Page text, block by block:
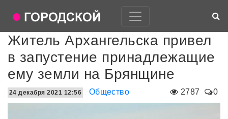
Житель Архангельска привел
в запустение принадлежащие
ему земли на Брянщине
2787 0
24 декабря 2021 12:56 Общество